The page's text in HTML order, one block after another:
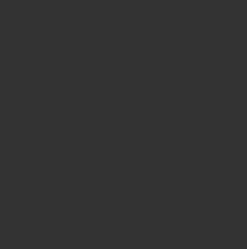
Arzneimittel mit
ohne über die möglichen
zu werden. Bis sie
oder Beruhigungsmitteln
bereits derart tief in die Sucht
entkommen können. Wer sich
in eine ärztliche und
körperliche, psychische